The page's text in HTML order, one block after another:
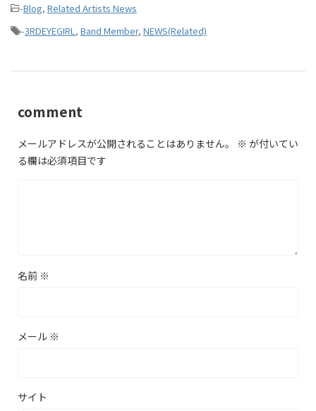
-Blog, Related Artists News
-3RDEYEGIRL , Band Member, NEWS(Related)
comment
メールアドレスが公開されることはありません。 ※ が付いてい
る欄は必須項目です
名前 ※
メール ※
サイト